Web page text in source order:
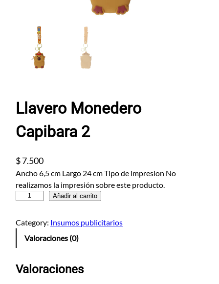
Llavero Monedero
Capibara 2
$7.500
Ancho 6,5 cm Largo 24 cm Tipo de impresion No
realizamos la impresión sobre este producto.
a
v
o
Añadir al carrito
Category: Insumos publicitarios
Valoraciones (0)
Valoraciones